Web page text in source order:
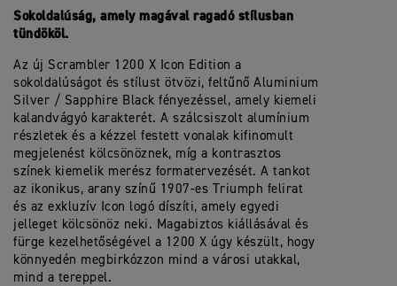
Sokoldalúság, amely magával ragadó stílusban
tündököl.
Az új Scrambler 1200 X Icon Edition a
sokoldalúságot és stílust ötvözi, feltűnő Aluminium
Silver / Sapphire Black fényezéssel, amely kiemeli
kalandvágyó karakterét. A szálcsiszolt alumínium
részletek és a kézzel festett vonalak kifinomult
megjelenést kölcsönöznek, míg a kontrasztos
színek kiemelik merész formatervezését. A tankot
az ikonikus, arany színű 1907-es Triumph felirat
és az exkluzív Icon logó díszíti, amely egyedi
jelleget kölcsönöz neki. Magabiztos kiállásával és
fürge kezelhetőségével a 1200 X úgy készült, hogy
könnyedén megbirkózzon mind a városi utakkal,
mind a tereppel.